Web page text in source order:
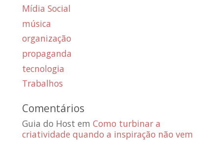
Mídia Social
música
organização
propaganda
tecnologia
Trabalhos
Comentários
Guia do Host em Como turbinar a
criatividade quando a inspiração não vem